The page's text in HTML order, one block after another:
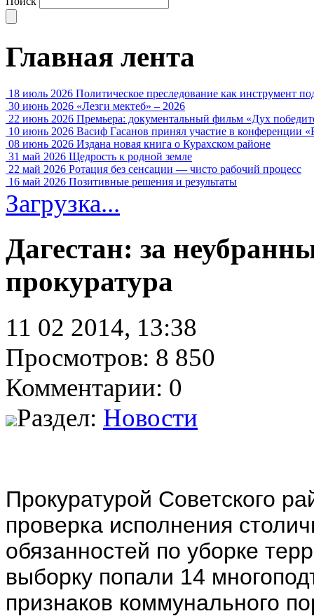
Главная лента
18 июль 2026 Политическое преследование как инструмент
30 июнь 2026 «Лезги мектеб» – 2026
22 июнь 2026 Премьера: документальный фильм «Дух
10 июнь 2026 Васиф Гасанов принял участие в конференции
08 июнь 2026 Издана новая книга о Курахском районе
31 май 2026 Щедрость к родной земле
22 май 2026 Ротация без сенсации — чисто рабочий процесс
16 май 2026 Позитивные решения и результаты
Загрузка...
Дагестан: за
прокуратура
11 02 2014, 13:38
Просмотров: 8 850
Комментарии: 0
Раздел: Новости
Прокуратурой Советского
проверка исполнения
обязанностей по уборке
выборку попали 14
признаков коммунального